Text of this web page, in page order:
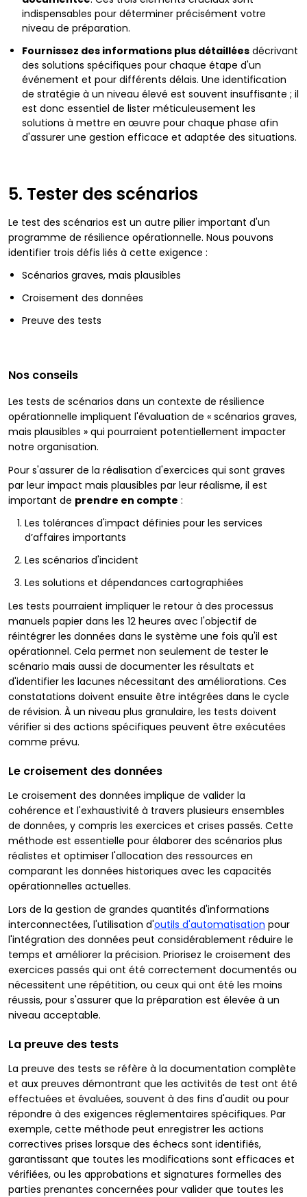
indispensables pour déterminer précisément votre
niveau de préparation.
Fournissez des informations plus détaillées décrivant
des solutions spécifiques pour chaque étape d'un
événement et pour différents délais. Une identification
de stratégie à un niveau élevé est souvent insuffisante ; il
est donc essentiel de lister méticuleusement les
solutions à mettre en œuvre pour chaque phase afin
d'assurer une gestion efficace et adaptée des situations.
5. Tester des scénarios
Le test des scénarios est un autre pilier important d'un
programme de résilience opérationnelle. Nous pouvons
identifier trois défis liés à cette exigence :
Scénarios graves, mais plausibles
Croisement des données
Preuve des tests
Nos conseils
Les tests de scénarios dans un contexte de résilience
opérationnelle impliquent l'évaluation de « scénarios graves,
mais plausibles » qui pourraient potentiellement impacter
notre organisation.
Pour s'assurer de la réalisation d'exercices qui sont graves
par leur impact mais plausibles par leur réalisme, il est
important de prendre en compte :
Les tolérances d'impact définies pour les services
d’affaires importants
Les scénarios d'incident
Les solutions et dépendances cartographiées
Les tests pourraient impliquer le retour à des processus
manuels papier dans les 12 heures avec l'objectif de
réintégrer les données dans le système une fois qu'il est
opérationnel. Cela permet non seulement de tester le
scénario mais aussi de documenter les résultats et
d'identifier les lacunes nécessitant des améliorations. Ces
constatations doivent ensuite être intégrées dans le cycle
de révision. À un niveau plus granulaire, les tests doivent
vérifier si des actions spécifiques peuvent être exécutées
comme prévu.
Le croisement des données
Le croisement des données implique de valider la
cohérence et l'exhaustivité à travers plusieurs ensembles
de données, y compris les exercices et crises passés. Cette
méthode est essentielle pour élaborer des scénarios plus
réalistes et optimiser l'allocation des ressources en
comparant les données historiques avec les capacités
opérationnelles actuelles.
Lors de la gestion de grandes quantités d'informations
interconnectées, l'utilisation d'outils d'automatisation pour
l'intégration des données peut considérablement réduire le
temps et améliorer la précision. Priorisez le croisement des
exercices passés qui ont été correctement documentés ou
nécessitent une répétition, ou ceux qui ont été les moins
réussis, pour s'assurer que la préparation est élevée à un
niveau acceptable.
La preuve des tests
La preuve des tests se réfère à la documentation complète
et aux preuves démontrant que les activités de test ont été
effectuées et évaluées, souvent à des fins d'audit ou pour
répondre à des exigences réglementaires spécifiques. Par
exemple, cette méthode peut enregistrer les actions
correctives prises lorsque des échecs sont identifiés,
garantissant que toutes les modifications sont efficaces et
vérifiées, ou les approbations et signatures formelles des
parties prenantes concernées pour valider que toutes les